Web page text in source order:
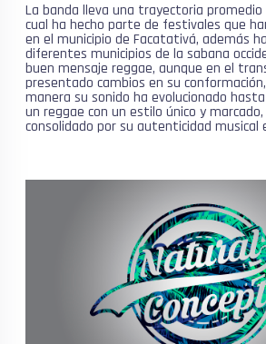
La banda lleva una trayectoria promedio
cual ha hecho parte de festivales que
en el municipio de Facatativá, además
diferentes municipios de la sabana
buen mensaje reggae, aunque en el
presentado cambios en su
manera su sonido ha evolucionado
un reggae con un estilo único y
consolidado por su autenticidad musical